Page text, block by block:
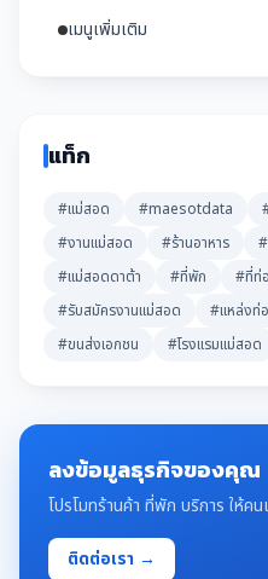
เมนูเพิ่มเติม
แท็ก
#แม่สอด #maesotdata
#งานแม่สอด
#ร้านอาหาร
#แม่สอดดาต้า
#ที่พัก #ที่ท่
#รับสมัครงานแม่สอด
#แหล่งท่
#ขนส่งเอกชน
#โรงแรมแม่สอด
ลงข้อมูลธุรกิจของคุณ
โปรโมทร้านค้า ที่พัก บริการ ให้ค
ติดต่อเรา →